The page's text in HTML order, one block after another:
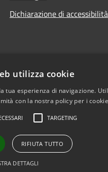
Dichiarazione di accessibilità
Copyright © 2026 • Comune
utilizza cookie
tua esperienza di navigazione.
con la nostra policy per i
TARGETING
RIFIUTA TUTTO
DETTAGLI